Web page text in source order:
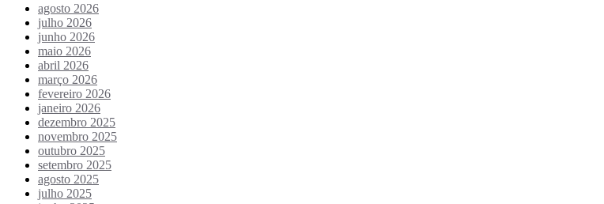
agosto 2026
julho 2026
junho 2026
maio 2026
abril 2026
março 2026
fevereiro 2026
janeiro 2026
dezembro 2025
novembro 2025
outubro 2025
setembro 2025
agosto 2025
julho 2025